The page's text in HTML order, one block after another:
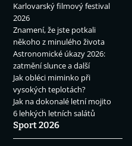
Karlovarský filmový festival
2026
Znamení, že jste potkali
někoho z minulého života
Astronomické úkazy 2026:
zatmění slunce a další
Jak obléci miminko při
vysokých teplotách?
Jak na dokonalé letní mojito
6 lehkých letních salátů
Sport 2026